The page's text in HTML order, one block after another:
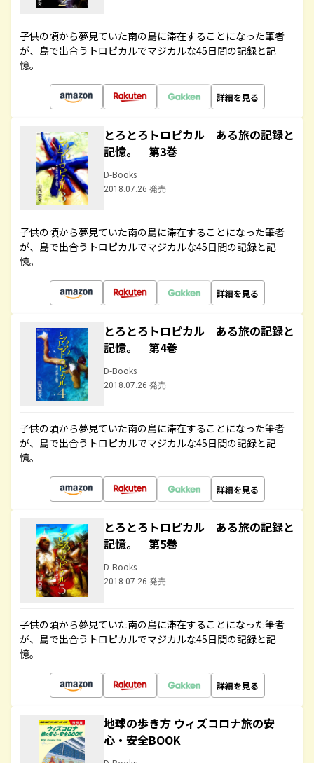
子供の頃から夢見ていた南の島に滞在することになった筆者
が、島で出合うトロピカルでマジカルな45日間の記録と記
憶。
詳細を見る
とろとろトロピカル ある旅の記録と
記憶。 第3巻
D-Books
2018.07.26 発売
子供の頃から夢見ていた南の島に滞在することになった筆者
が、島で出合うトロピカルでマジカルな45日間の記録と記
憶。
詳細を見る
とろとろトロピカル ある旅の記録と
記憶。 第4巻
D-Books
2018.07.26 発売
子供の頃から夢見ていた南の島に滞在することになった筆者
が、島で出合うトロピカルでマジカルな45日間の記録と記
憶。
詳細を見る
とろとろトロピカル ある旅の記録と
記憶。 第5巻
D-Books
2018.07.26 発売
子供の頃から夢見ていた南の島に滞在することになった筆者
が、島で出合うトロピカルでマジカルな45日間の記録と記
憶。
詳細を見る
地球の歩き方 ウィズコロナ旅の安
心・安全BOOK